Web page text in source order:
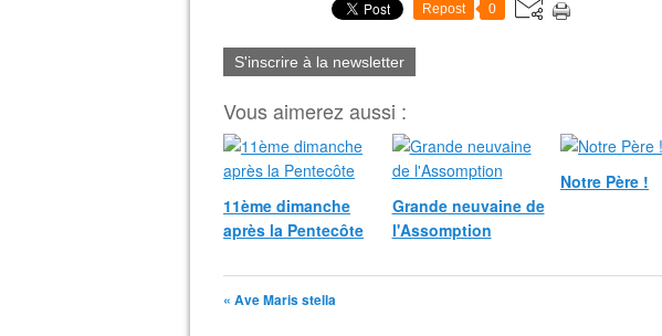
Repost 0
S'inscrire à la newsletter
Vous aimerez aussi :
11ème dimanche
après la Pentecôte
Grande neuvaine de
l'Assomption
Notre Père !
« Ave Maris stella